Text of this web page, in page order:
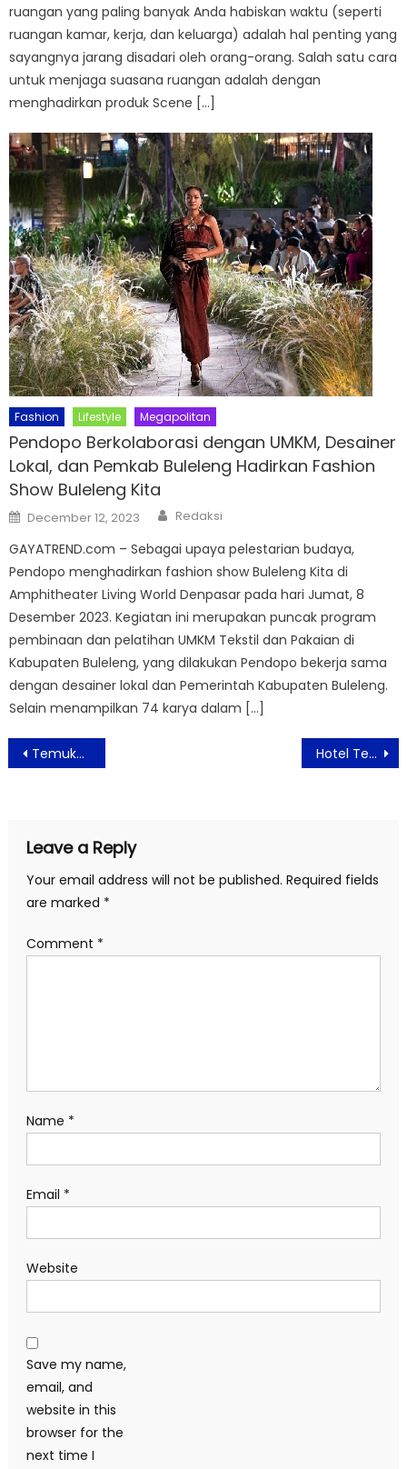
ruangan yang paling banyak Anda habiskan waktu (seperti
ruangan kamar, kerja, dan keluarga) adalah hal penting yang
sayangnya jarang disadari oleh orang-orang. Salah satu cara
untuk menjaga suasana ruangan adalah dengan
menghadirkan produk Scene […]
Fashion Lifestyle Megapolitan
Pendopo Berkolaborasi dengan UMKM, Desainer
Lokal, dan Pemkab Buleleng Hadirkan Fashion
Show Buleleng Kita
Posted
on
December 12, 2023 Author
Redaksi
GAYATREND.com – Sebagai upaya pelestarian budaya,
Pendopo menghadirkan fashion show Buleleng Kita di
Amphitheater Living World Denpasar pada hari Jumat, 8
Desember 2023. Kegiatan ini merupakan puncak program
pembinaan dan pelatihan UMKM Tekstil dan Pakaian di
Kabupaten Buleleng, yang dilakukan Pendopo bekerja sama
dengan desainer lokal dan Pemerintah Kabupaten Buleleng.
Selain menampilkan 74 karya dalam […]
Post
navigation
Temukan Cita Rasa Lokal dan Internasional Di Hotel Kimaya Slipi Jakarta by Harris Hotel Tentrem Jakarta Merayakan “Eka Warsa” Hadirkan Acara Penuh Makna
Leave a Reply
Your email address will not be published. Required fields
are marked *
Comment *
Name *
Email *
Website
Save my name,
email, and
website in this
browser for the
next time I